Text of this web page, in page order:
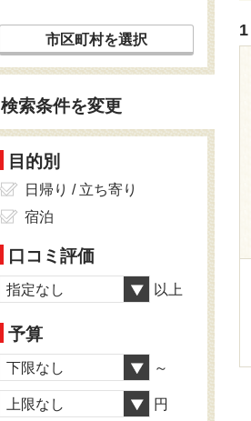
市区町村を選択
検索条件を変更
目的別
日帰り / 立ち寄り
宿泊
口コミ評価
指定なし 以上
予算
下限なし ～
上限なし 円